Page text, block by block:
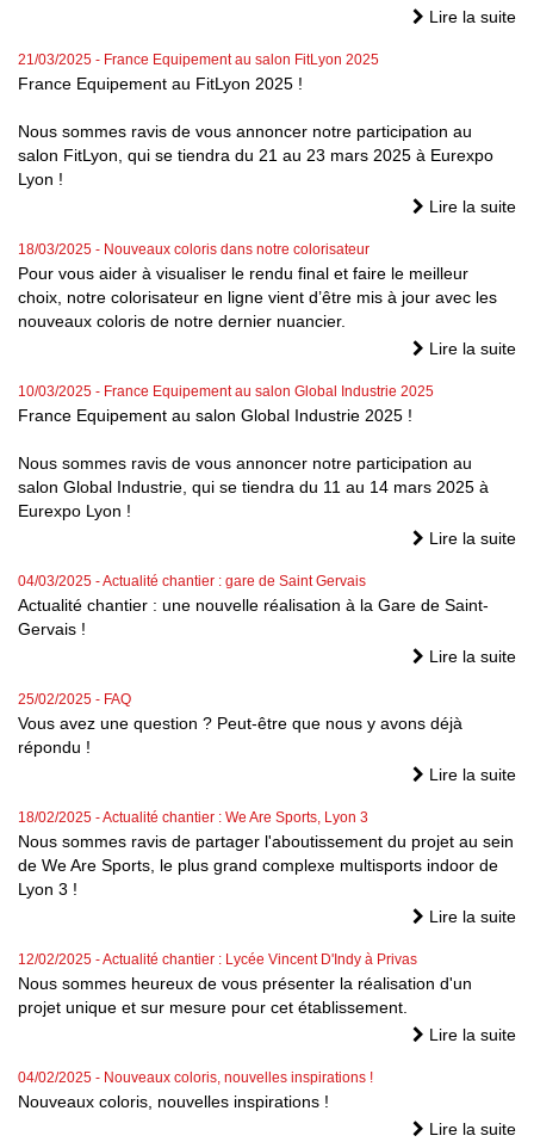
Lire la suite
21/03/2025 - France Equipement au salon FitLyon 2025
France Equipement au FitLyon 2025 !
Nous sommes ravis de vous annoncer notre participation au
salon FitLyon, qui se tiendra du 21 au 23 mars 2025 à Eurexpo
Lyon !
Lire la suite
18/03/2025 - Nouveaux coloris dans notre colorisateur
Pour vous aider à visualiser le rendu final et faire le meilleur
choix, notre colorisateur en ligne vient d’être mis à jour avec les
nouveaux coloris de notre dernier nuancier.
Lire la suite
10/03/2025 - France Equipement au salon Global Industrie 2025
France Equipement au salon Global Industrie 2025 !
Nous sommes ravis de vous annoncer notre participation au
salon Global Industrie, qui se tiendra du 11 au 14 mars 2025 à
Eurexpo Lyon !
Lire la suite
04/03/2025 - Actualité chantier : gare de Saint Gervais
Actualité chantier : une nouvelle réalisation à la Gare de Saint-
Gervais !
Lire la suite
25/02/2025 - FAQ
Vous avez une question ? Peut-être que nous y avons déjà
répondu !
Lire la suite
18/02/2025 - Actualité chantier : We Are Sports, Lyon 3
Nous sommes ravis de partager l'aboutissement du projet au sein
de We Are Sports, le plus grand complexe multisports indoor de
Lyon 3 !
Lire la suite
12/02/2025 - Actualité chantier : Lycée Vincent D'Indy à Privas
Nous sommes heureux de vous présenter la réalisation d'un
projet unique et sur mesure pour cet établissement.
Lire la suite
04/02/2025 - Nouveaux coloris, nouvelles inspirations !
Nouveaux coloris, nouvelles inspirations !
Lire la suite